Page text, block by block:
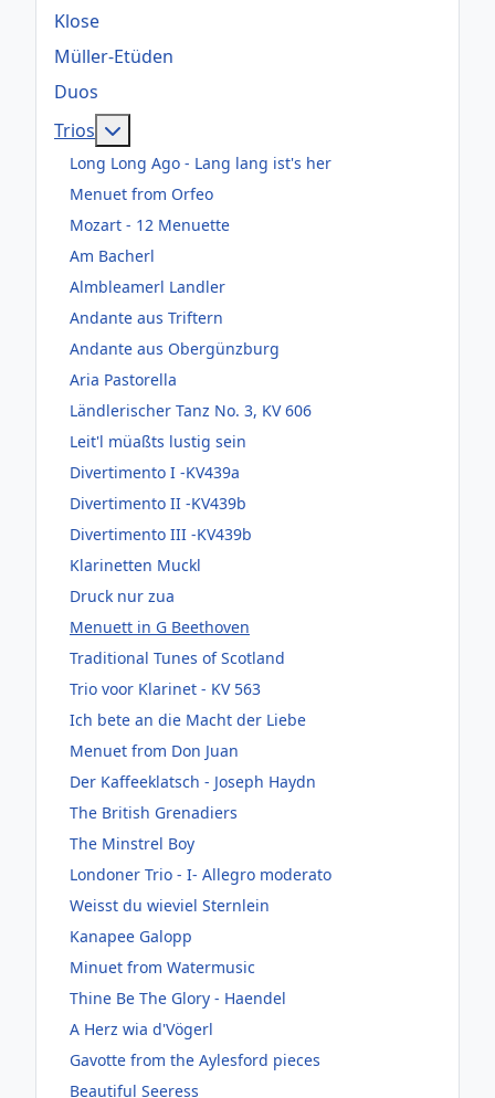
Klose
Müller-Etüden
Duos
Trios
Long Long Ago - Lang lang ist's her
Menuet from Orfeo
Mozart - 12 Menuette
Am Bacherl
Almbleamerl Landler
Andante aus Triftern
Andante aus Obergünzburg
Aria Pastorella
Ländlerischer Tanz No. 3, KV 606
Leit'l müaßts lustig sein
Divertimento I -KV439a
Divertimento II -KV439b
Divertimento III -KV439b
Klarinetten Muckl
Druck nur zua
Menuett in G Beethoven
Traditional Tunes of Scotland
Trio voor Klarinet - KV 563
Ich bete an die Macht der Liebe
Menuet from Don Juan
Der Kaffeeklatsch - Joseph Haydn
The British Grenadiers
The Minstrel Boy
Londoner Trio - I- Allegro moderato
Weisst du wieviel Sternlein
Kanapee Galopp
Minuet from Watermusic
Thine Be The Glory - Haendel
A Herz wia d'Vögerl
Gavotte from the Aylesford pieces
Beautiful Seeress